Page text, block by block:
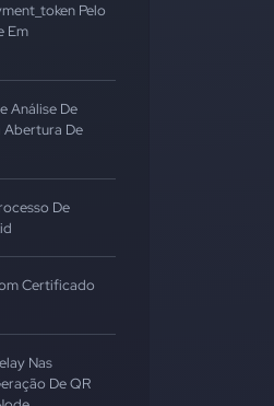
Pelo
Em
Análise De
Abertura De
De
Certificado
Nas
De QR